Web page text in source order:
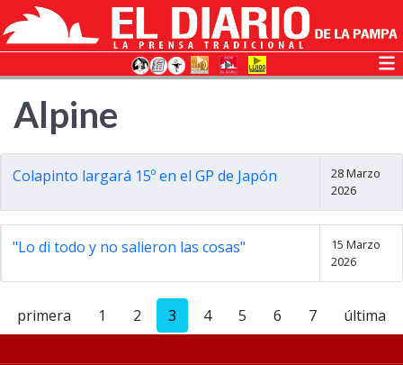
Alpine
Colapinto largará 15º en el GP de Japón
28 Marzo
2026
"Lo di todo y no salieron las cosas"
15 Marzo
2026
primera 1 2 3 4 5 6 7 última